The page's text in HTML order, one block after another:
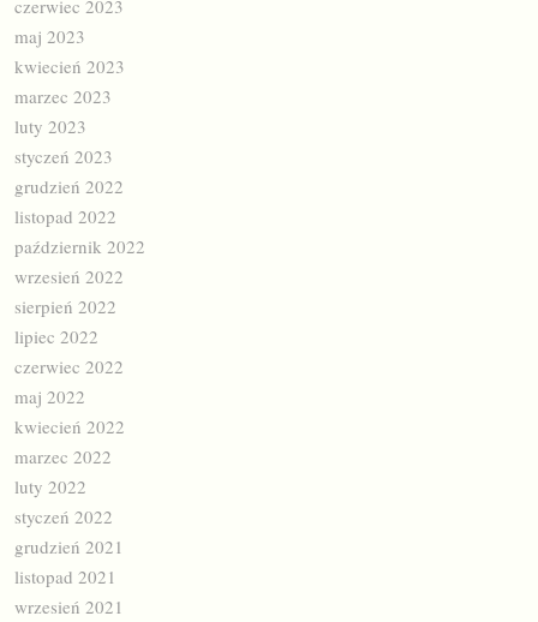
czerwiec 2023
maj 2023
kwiecień 2023
marzec 2023
luty 2023
styczeń 2023
grudzień 2022
listopad 2022
październik 2022
wrzesień 2022
sierpień 2022
lipiec 2022
czerwiec 2022
maj 2022
kwiecień 2022
marzec 2022
luty 2022
styczeń 2022
grudzień 2021
listopad 2021
wrzesień 2021